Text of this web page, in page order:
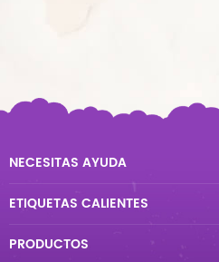
NECESITAS AYUDA
ETIQUETAS CALIENTES
PRODUCTOS